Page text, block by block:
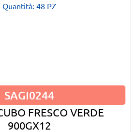
Quantità: 48 PZ
SAGI0244
FRESCO VERDE
900GX12